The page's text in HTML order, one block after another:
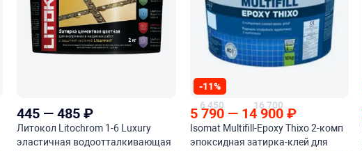
445 —485₽
Литокол Litochrom 1-6 Luxury
эластичная водоотталкивающая
-11%
6 450
5 790 — 16 700
14 900 ₽
Isomat Multifill-Epoxy Thixo 2-комп
эпоксидная затирка-клей для